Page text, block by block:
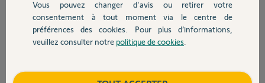
Devis avec un pro
Contact
Bonjour Luis,
positionner le clavier autrement sur le boitier électronique afin que
celui-ci soit bien reconnu.
Vous pouvez changer d'avis ou retirer votre
consentement à tout moment via le centre de
préférences des cookies. Pour plus d’informations,
veuillez consulter notre politique de cookies